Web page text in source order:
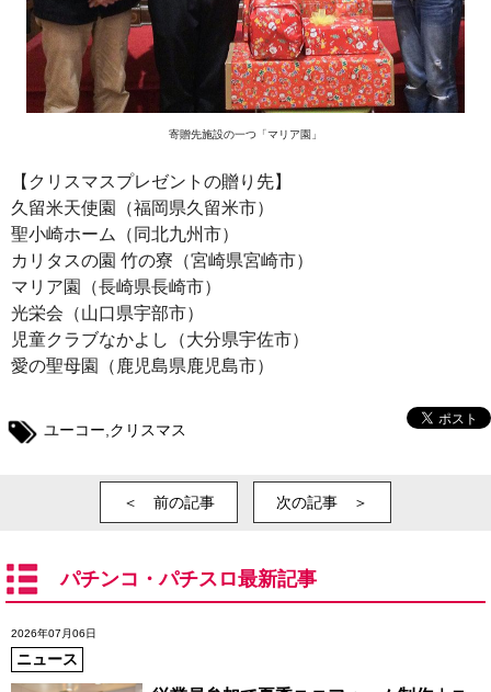
寄贈先施設の一つ「マリア園」
【クリスマスプレゼントの贈り先】
久留米天使園（福岡県久留米市）
聖小崎ホーム（同北九州市）
カリタスの園 竹の寮（宮崎県宮崎市）
マリア園（長崎県長崎市）
光栄会（山口県宇部市）
児童クラブなかよし（大分県宇佐市）
愛の聖母園（鹿児島県鹿児島市）
ユーコー クリスマス
＜ 前の記事 次の記事 ＞
パチンコ・パチスロ最新記事
2026年07月06日
ニュース